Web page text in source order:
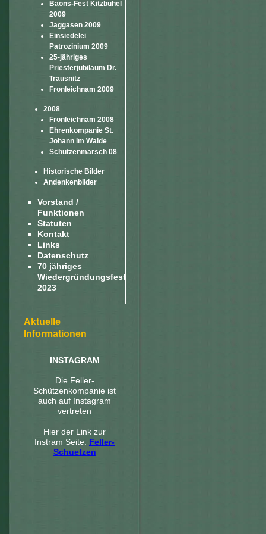
Baons-Fest Kitzbühel
2009
Jaggasen 2009
Einsiedelei
Patrozinium 2009
25-jähriges
Priesterjubiläum Dr.
Trausnitz
Fronleichnam 2009
2008
Fronleichnam 2008
Ehrenkompanie St.
Johann im Walde
Schützenmarsch 08
Historische Bilder
Andenkenbilder
Vorstand /
Funktionen
Statuten
Kontakt
Links
Datenschutz
70 jähriges
Wiedergründungsfest
2023
Aktuelle
Informationen
INSTAGRAM
Die Feller-
Schützenkompanie ist
auch auf Instagram
vertreten
Hier der Link zur
Instram Seite: Feller-
Schuetzen